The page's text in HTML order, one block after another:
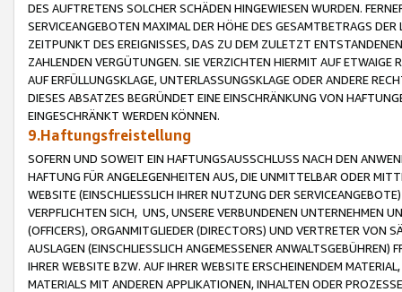
DES AUFTRETENS SOLCHER SCHÄDEN HINGEWIESEN WURDEN.
SERVICEANGEBOTEN MAXIMAL DER HÖHE DES GESAMTBETRAGS
ZEITPUNKT DES EREIGNISSES, DAS ZU DEM ZULETZT
ZAHLENDEN VERGÜTUNGEN. SIE VERZICHTEN HIERMIT AUF
AUF ERFÜLLUNGSKLAGE, UNTERLASSUNGSKLAGE ODER ANDERE
DIESES ABSATZES BEGRÜNDET EINE EINSCHRÄNKUNG VON
EINGESCHRÄNKT WERDEN KÖNNEN.
9.Haftungsfreistellung
SOFERN UND SOWEIT EIN HAFTUNGSAUSSCHLUSS NACH DEN
HAFTUNG FÜR ANGELEGENHEITEN AUS, DIE UNMITTELBAR ODER
WEBSITE (EINSCHLIESSLICH IHRER NUTZUNG DER
VERPFLICHTEN SICH, UNS, UNSERE VERBUNDENEN UNTERNEHMEN
(OFFICERS), ORGANMITGLIEDER (DIRECTORS) UND VERTRETER VON
AUSLAGEN (EINSCHLIESSLICH ANGEMESSENER
IHRER WEBSITE BZW. AUF IHRER WEBSITE ERSCHEINENDEM
MATERIALS MIT ANDEREN APPLIKATIONEN, INHALTEN ODER